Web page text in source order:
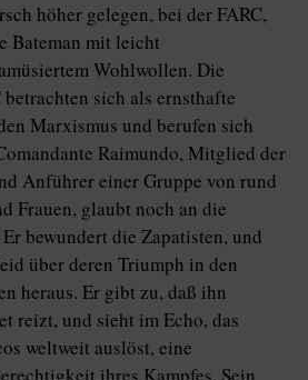
höher gelegen, bei der FARC,
Bateman mit leicht
Wohlwollen. Die
sich als ernsthafte
Marxismus und berufen sich
Raimundo, Mitglied der
Anführer einer Gruppe von rund
Frauen, glaubt noch an die
bewundert die Zapatisten, und
über deren Triumph in den
heraus. Er gibt zu, daß ihn
reizt, und sieht im Echo, das
weltweit auslöst, eine